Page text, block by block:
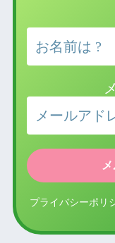
プライバシーポリ